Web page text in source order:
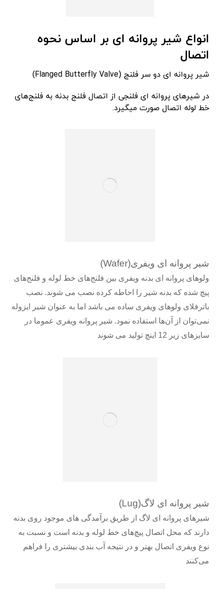
انواع شیر پروانه ای بر اساس نحوه
اتصال
شیر پروانه ای دو سر فلنج (Flanged Butterfly Valve)
در شیرهای پروانه ای فلنجی از اتصال فلنج بدنه به فلنج‌های
خط لوله اتصال صورت میگیرد.
شیر پروانه ای ویفری(Wafer)
ولوهای پروانه ای بدنه ویفری بین فلنج‌های خط لوله و فلنجهای
پیچ شده که بدنه شیر را احاطه کرده نصب می شوند. نصب
باترفلای ولوهای ویفری ساده می باشد اما به عنوان شیر ایزوله
نمی‌توان از آن‌ها استفاده نمود. شیر پروانه ویفری عموما در
سایزهای زیر 12 اینچ تولید می شوند
شیر پروانه ای لاگ(Lug)
شیرهای پروانه ای لاگ از طریق برآمدگی های موجود روی بدنه
دارند که محل اتصال پیچ‌های خط لوله و بدنه است و نسبت به
نوع ویفری اتصال بهتر و در نتیجه آب بندی بیشتری را فراهم
می‌کنند